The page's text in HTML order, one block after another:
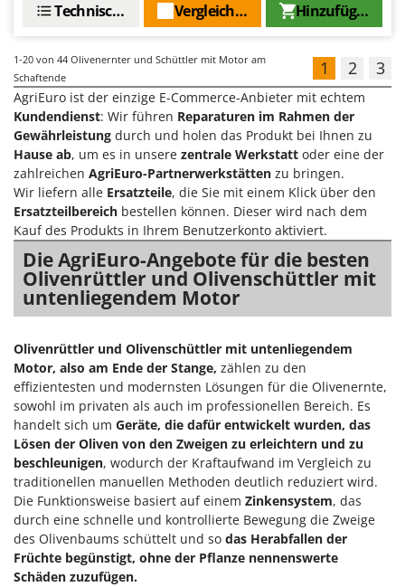
Hinzufügen
Vergleichen Sie
Technische Daten
1-20 von 44 Olivenernter und Schüttler mit Motor am
Schaftende
1 2 3
AgriEuro ist der einzige E-Commerce-Anbieter mit echtem
Kundendienst: Wir führen Reparaturen im Rahmen der
Gewährleistung durch und holen das Produkt bei Ihnen zu
Hause ab, um es in unsere zentrale Werkstatt oder eine der
zahlreichen AgriEuro-Partnerwerkstätten zu bringen.
Wir liefern alle Ersatzteile, die Sie mit einem Klick über den
Ersatzteilbereich bestellen können. Dieser wird nach dem
Kauf des Produkts in Ihrem Benutzerkonto aktiviert.
Die AgriEuro-Angebote für die besten
Olivenrüttler und Olivenschüttler mit
untenliegendem Motor
Olivenrüttler und Olivenschüttler mit untenliegendem
Motor, also am Ende der Stange, zählen zu den
effizientesten und modernsten Lösungen für die Olivenernte,
sowohl im privaten als auch im professionellen Bereich. Es
handelt sich um Geräte, die dafür entwickelt wurden, das
Lösen der Oliven von den Zweigen zu erleichtern und zu
beschleunigen, wodurch der Kraftaufwand im Vergleich zu
traditionellen manuellen Methoden deutlich reduziert wird.
Die Funktionsweise basiert auf einem Zinkensystem, das
durch eine schnelle und kontrollierte Bewegung die Zweige
des Olivenbaums schüttelt und so das Herabfallen der
Früchte begünstigt, ohne der Pflanze nennenswerte
Schäden zuzufügen.